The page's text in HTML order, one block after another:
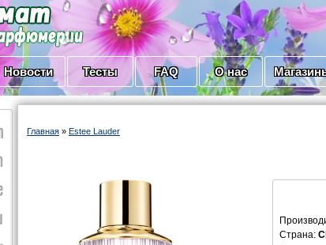
Новости Тесты FAQ О нас
Главная » Estee Lauder
Страна: